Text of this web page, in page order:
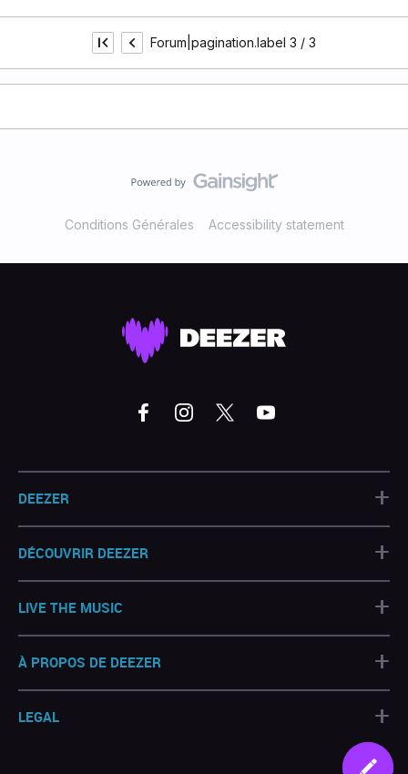
Forum|pagination.label 3 / 3
Conditions Générales Accessibility statement
DEEZER +
DÉCOUVRIR DEEZER +
LIVE THE MUSIC +
À PROPOS DE DEEZER +
LEGAL +